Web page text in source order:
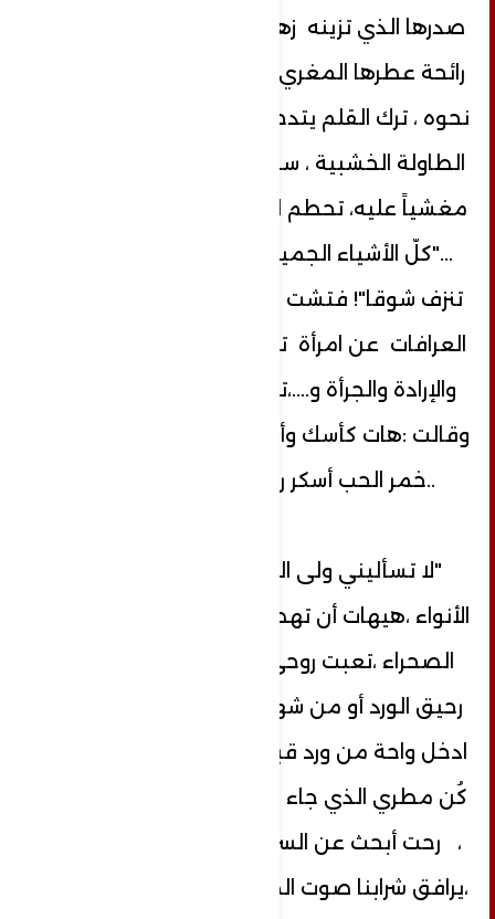
صدرها الذي تزينه زهرة فل بيضاء ،تنشق
رائحة عطرها المغري الذي يسبق خطوها
نحوه ، ترك القلم يتدحرج على الورق .. تجاوز
الطاولة الخشبية ، سقط القلم على الأرض
مغشياً عليه، تحطم القلم ، صار الحبر ينزف
..."كلّ الأشياء الجميلة صارت في غيابك
تنزف شوقا"! فتشت في الروايات وفناجين
العرافات عن امرأة تشبهك تملك القوة
والإرادة والجرأة و....،تمايلت كغصن البان
وقالت :هات كأسك وأغلق دفاترك واتبعني
..خمر الحب أسكر روحي ....اشتقتك"!.
"لا تسأليني ولى الشباب وعصفت بنا
الأنواء ،هيهات أن تهطل الغيوم في صيف
الصحراء ،تعبت روحي ..أحتاج لنهلة من
رحيق الورد أو من شهد ثغرك ....... قالت :
ادخل واحة من ورد قبلك كادت أن تتصحر ،
كُن مطري الذي جاء يعيد الاخضرار لليبس
، رحت أبحث عن السر المخبأ في عينيها
،يرافق شرابنا صوت المطرب "أذينة العلي "